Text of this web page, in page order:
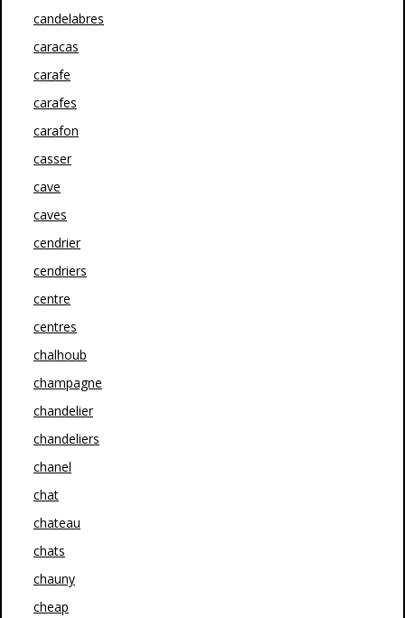
candelabres
caracas
carafe
carafes
carafon
casser
cave
caves
cendrier
cendriers
centre
centres
chalhoub
champagne
chandelier
chandeliers
chanel
chat
chateau
chats
chauny
cheap